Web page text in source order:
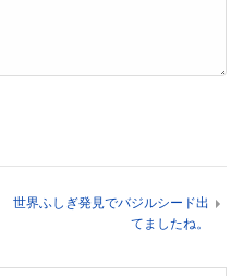
世界ふしぎ発見でバジルシード出
てましたね。